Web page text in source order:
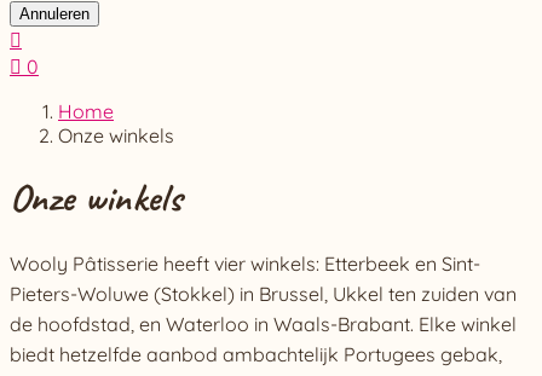
Annuleren

 0
Home
Onze winkels
Onze winkels
Wooly Pâtisserie heeft vier winkels: Etterbeek en Sint-
Pieters-Woluwe (Stokkel) in Brussel, Ukkel ten zuiden van
de hoofdstad, en Waterloo in Waals-Brabant. Elke winkel
biedt hetzelfde aanbod ambachtelijk Portugees gebak,